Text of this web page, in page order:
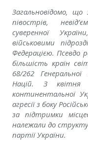
Загальновідомо,
півострів,
суверенної
військовими
Федерацією. Псевдо
більшість країн
68/262 Генеральної
Націй. З квітня
континентальної
агресії з боку
за підтримки
належали до
партії України.